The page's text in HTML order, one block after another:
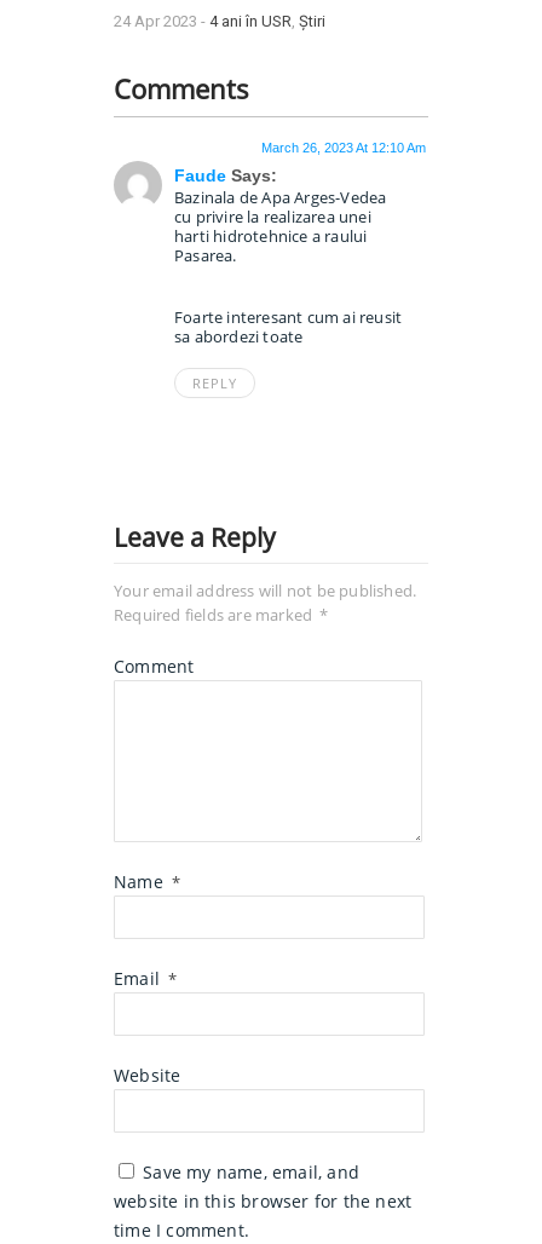
24 Apr 2023 - 4 ani în USR, Știri
Comments
Faude Says:
March 26, 2023 At 12:10 Am
Bazinala de Apa Arges-Vedea
cu privire la realizarea unei
harti hidrotehnice a raului
Pasarea.
Foarte interesant cum ai reusit
sa abordezi toate
REPLY
Leave a Reply
Your email address will not be published.
Required fields are marked *
Comment
Name *
Email *
Website
Save my name, email, and
website in this browser for the next
time I comment.